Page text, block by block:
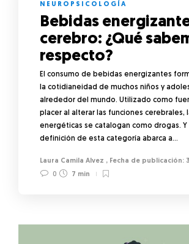
NEUROPSICOLOGÍA
Bebidas
cerebro: ¿Qué
respecto?
El consumo de bebidas energizantes
la cotidianeidad de muchos niños y
alrededor del mundo. Utilizado como
placer al alterar las funciones cerebrales,
energéticas se catalogan como drogas. Y
definición de esta categoría abarca a…
Laura Camila Alvez ,
0
7 min